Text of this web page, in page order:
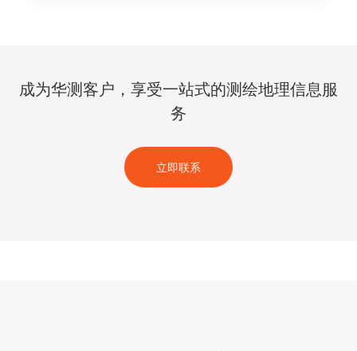
成为华测客户，享受一站式的测绘地理信息服
务
立即联系